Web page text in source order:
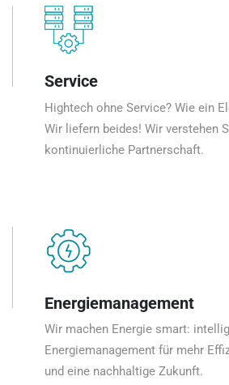
Service
Hightech ohne Service? Wie ein
Wir liefern beides! Wir verstehen
kontinuierliche Partnerschaft.
Energiemanagement
Wir machen Energie smart:
Energiemanagement für mehr
und eine nachhaltige Zukunft.